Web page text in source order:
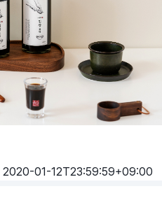
2020-01-12T23:59:59+09:00